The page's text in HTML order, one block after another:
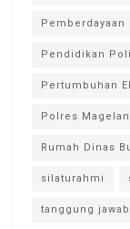
Pemberdayaan
Pendidikan
Pertumbuhan
Polres
Rumah Dinas
silaturahmi
tanggung jawab